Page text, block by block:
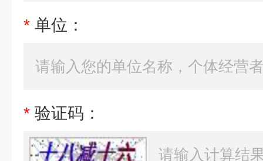
* 单位：
* 验证码：